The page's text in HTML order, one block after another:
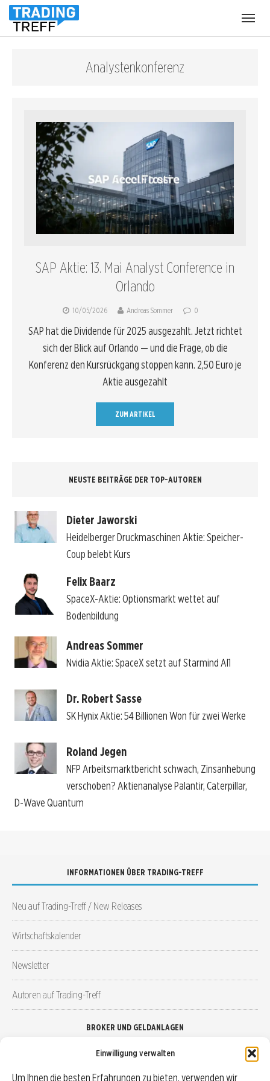
Einwilligung verwalten
Um Ihnen die besten Erfahrungen zu bieten, verwenden wir
Analystenkonferenz
SAP Aktie: 13. Mai Analyst Conference in
Orlando
10/05/2026 Andreas Sommer 0
SAP hat die Dividende für 2025 ausgezahlt. Jetzt richtet
sich der Blick auf Orlando — und die Frage, ob die
Konferenz den Kursrückgang stoppen kann. 2,50 Euro je
Aktie ausgezahlt
ZUM ARTIKEL
NEUSTE BEITRÄGE DER TOP-AUTOREN
Dieter Jaworski
Heidelberger Druckmaschinen Aktie: Speicher-
Coup belebt Kurs
Felix Baarz
SpaceX-Aktie: Optionsmarkt wettet auf
Bodenbildung
Andreas Sommer
Nvidia Aktie: SpaceX setzt auf Starmind AI1
Dr. Robert Sasse
SK Hynix Aktie: 54 Billionen Won für zwei Werke
Roland Jegen
NFP Arbeitsmarktbericht schwach, Zinsanhebung
verschoben? Aktienanalyse Palantir, Caterpillar,
D-Wave Quantum
INFORMATIONEN ÜBER TRADING-TREFF
Neu auf Trading-Treff / New Releases
Wirtschaftskalender
Newsletter
Autoren auf Trading-Treff
BROKER UND GELDANLAGEN